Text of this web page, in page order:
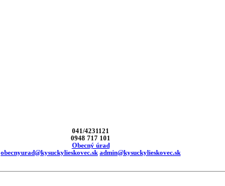
041/4231121
0948 717 101
Obecný úrad
obecnyurad@kysuckylieskovec.sk admin@kysuckylieskovec.sk